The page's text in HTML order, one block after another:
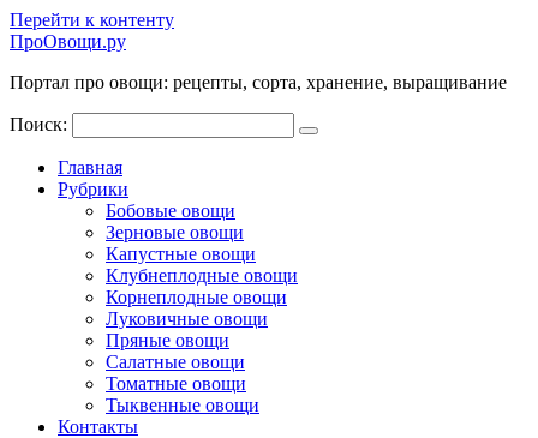
Перейти к контенту
ПроОвощи.ру
Портал про овощи: рецепты, сорта, хранение, выращивание
Поиск:
Главная
Рубрики
Бобовые овощи
Зерновые овощи
Капустные овощи
Клубнеплодные овощи
Корнеплодные овощи
Луковичные овощи
Пряные овощи
Салатные овощи
Томатные овощи
Тыквенные овощи
Контакты